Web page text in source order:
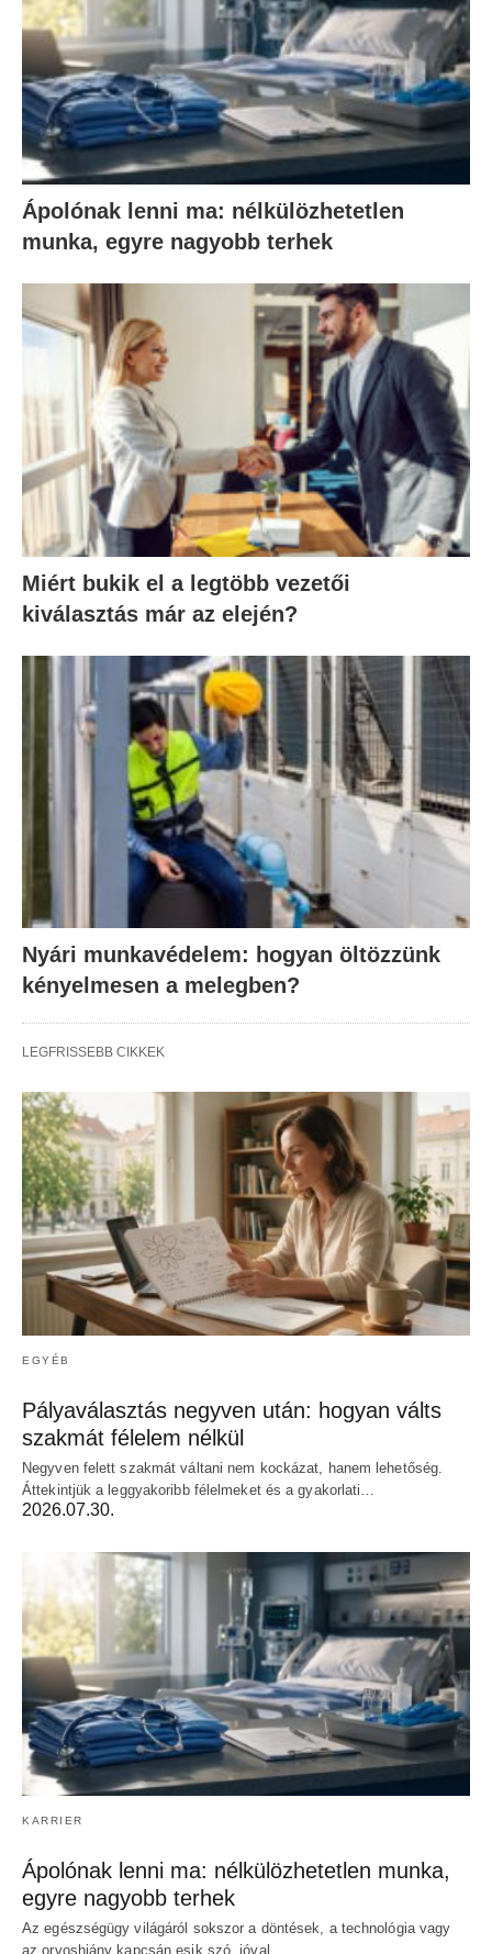
Ápolónak lenni ma: nélkülözhetetlen
munka, egyre nagyobb terhek
Miért bukik el a legtöbb vezetői
kiválasztás már az elején?
Nyári munkavédelem: hogyan öltözzünk
kényelmesen a melegben?
LEGFRISSEBB CIKKEK
EGYÉB
Pályaválasztás negyven után: hogyan válts
szakmát félelem nélkül
Negyven felett szakmát váltani nem kockázat, hanem lehetőség.
Áttekintjük a leggyakoribb félelmeket és a gyakorlati…
2026.07.30.
KARRIER
Ápolónak lenni ma: nélkülözhetetlen munka,
egyre nagyobb terhek
Az egészségügy világáról sokszor a döntések, a technológia vagy
az orvoshiány kapcsán esik szó, jóval…